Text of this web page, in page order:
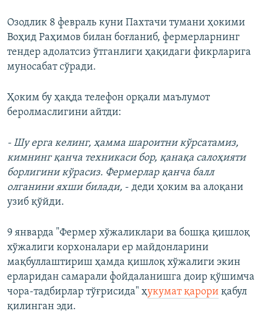
Озодлик 8 февраль куни Пахтачи тумани ҳокими
Воҳид Раҳимов билан боғланиб, фермерларнинг
тендер адолатсиз ўтганлиги ҳақидаги фикрларига
муносабат сўради.
Ҳоким бу ҳақда телефон орқали маълумот
беролмаслигини айтди:
- Шу ерга келинг, ҳамма шароитни кўрсатамиз,
кимнинг қанча техникаси бор, қанақа салоҳияти
борлигини кўрасиз. Фермерлар қанча балл
олганини яхши билади, - деди ҳоким ва алоқани
узиб қўйди.
9 январда "Фермер хўжаликлари ва бошқа қишлоқ
хўжалиги корхоналари ер майдонларини
мақбуллаштириш ҳамда қишлоқ хўжалиги экин
ерларидан самарали фойдаланишга доир қўшимча
чора-тадбирлар тўғрисида" ҳукумат қарори қабул
қилинган эди.